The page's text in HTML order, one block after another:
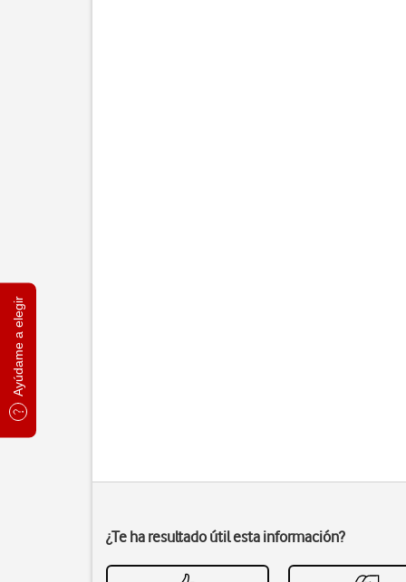
Ayúdame a elegir
¿Te ha resultado útil esta información?